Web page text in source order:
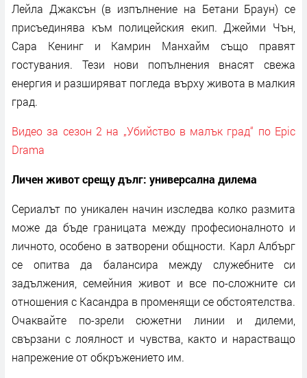
Лейла Джаксън (в изпълнение на Бетани Браун) се
присъединява към полицейския екип. Джейми Чън,
Сара Кенинг и Камрин Манхайм също правят
гостувания. Тези нови попълнения внасят свежа
енергия и разширяват погледа върху живота в малкия
град.
Видео за сезон 2 на „Убийство в малък град“ по Epic
Drama
Личен живот срещу дълг: универсална дилема
Сериалът по уникален начин изследва колко размита
може да бъде границата между професионалното и
личното, особено в затворени общности. Карл Албърг
се опитва да балансира между служебните си
задължения, семейния живот и все по-сложните си
отношения с Касандра в променящи се обстоятелства.
Очаквайте по-зрели сюжетни линии и дилеми,
свързани с лоялност и чувства, както и нарастващо
напрежение от обкръжението им.